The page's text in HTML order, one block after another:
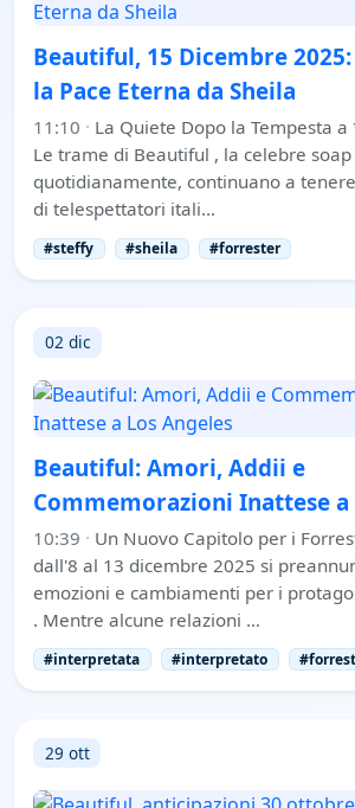
Beautiful, 15 Dicembre
la Pace Eterna da Sheila
11:10 · La Quiete Dopo la Tempesta
Le trame di Beautiful , la celebre
quotidianamente, continuano a
di telespettatori itali…
#steffy #sheila #forrester
02 dic
Beautiful: Amori, Addii e
Commemorazioni Inattese a
10:39 · Un Nuovo Capitolo per i
dall'8 al 13 dicembre 2025 si
emozioni e cambiamenti per i
. Mentre alcune relazioni …
#interpretata #interpretato
29 ott